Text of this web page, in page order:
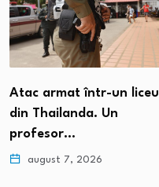
Atac armat într-un liceu
din Thailanda. Un
profesor…
august 7, 2026